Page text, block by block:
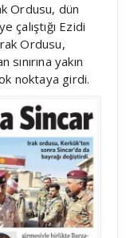
Ordusu, dün
çalıştığı Ezidi
Ordusu,
yakın
noktaya girdi.